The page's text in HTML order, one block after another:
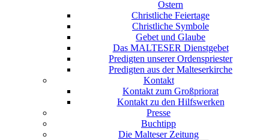
Ostern
Christliche Feiertage
Christliche Symbole
Gebet und Glaube
Das MALTESER Dienstgebet
Predigten unserer Ordenspriester
Predigten aus der Malteserkirche
Kontakt
Kontakt zum Großpriorat
Kontakt zu den Hilfswerken
Presse
Buchtipp
Die Malteser Zeitung